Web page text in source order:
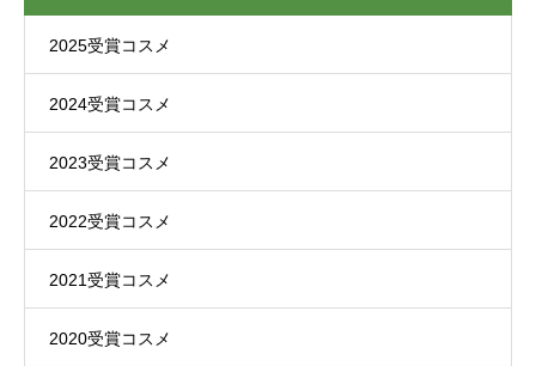
2025受賞コスメ
2024受賞コスメ
2023受賞コスメ
2022受賞コスメ
2021受賞コスメ
2020受賞コスメ